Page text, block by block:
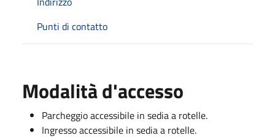
Punti di contatto
Modalità d'accesso
Parcheggio accessibile in sedia a rotelle.
Ingresso accessibile in sedia a rotelle.